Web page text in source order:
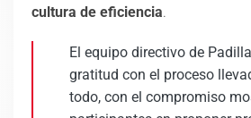
cultura de eficiencia.
El equipo directivo de
gratitud con el proceso
todo, con el compromiso